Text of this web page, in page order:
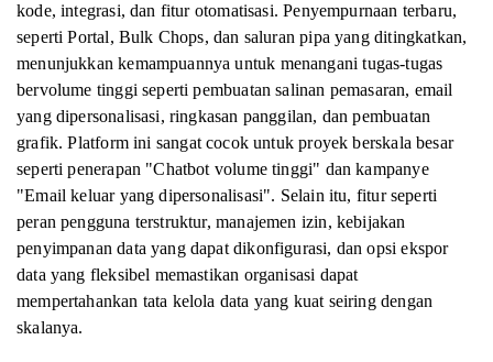
kode, integrasi, dan fitur otomatisasi. Penyempurnaan terbaru,
seperti Portal, Bulk Chops, dan saluran pipa yang ditingkatkan,
menunjukkan kemampuannya untuk menangani tugas-tugas
bervolume tinggi seperti pembuatan salinan pemasaran, email
yang dipersonalisasi, ringkasan panggilan, dan pembuatan
grafik. Platform ini sangat cocok untuk proyek berskala besar
seperti penerapan "Chatbot volume tinggi" dan kampanye
"Email keluar yang dipersonalisasi". Selain itu, fitur seperti
peran pengguna terstruktur, manajemen izin, kebijakan
penyimpanan data yang dapat dikonfigurasi, dan opsi ekspor
data yang fleksibel memastikan organisasi dapat
mempertahankan tata kelola data yang kuat seiring dengan
skalanya.